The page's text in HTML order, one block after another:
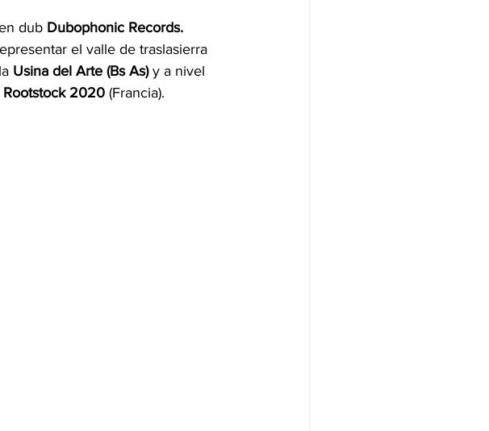
dub Dubophonic Records.
el valle de traslasierra
Usina del Arte (Bs As) y a nivel
Rootstock 2020 (Francia).